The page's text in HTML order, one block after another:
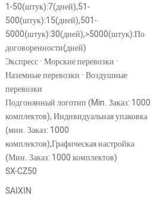
1-50(штук):7(дней),51-
500(штук):15(дней),501-
5000(штук):30(дней),>5000(штук):По
договоренности(дней)
Экспресс · Морские перевозки ·
Наземные перевозки · Воздушные
перевозки
Подгонянный логотип (Min. Заказ: 1000
комплектов), Индивидуальная упаковка
(мин. Заказ: 1000
комплектов),Графическая настройка
(Мин. Заказ: 1000 комплектов)
SX-CZ50
SAIXIN